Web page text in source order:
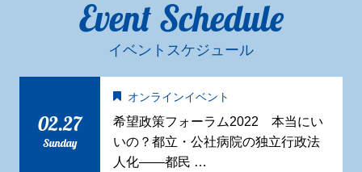
Event Schedule
イベントスケジュール
02.27
Sunday
オンラインイベント
希望政策フォーラム2022 本当にい
いの？都立・公社病院の独立行政法
人化——都民 …